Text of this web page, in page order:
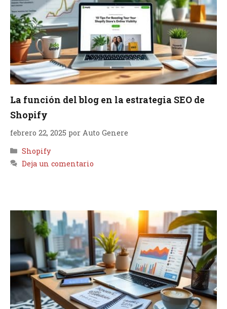
La función del blog en la estrategia SEO de
Shopify
febrero 22, 2025 por Auto Genere
Categorías
Shopify
Deja un comentario